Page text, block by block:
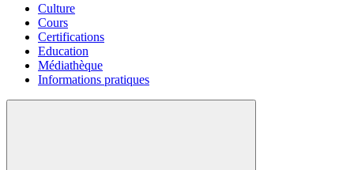
Culture
Cours
Certifications
Education
Médiathèque
Informations pratiques